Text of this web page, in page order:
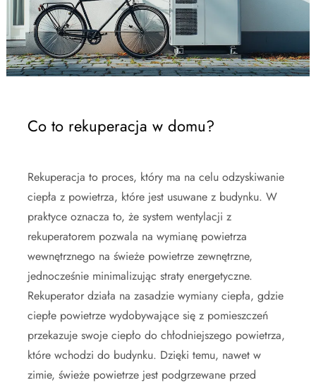
Co to rekuperacja w domu?
Rekuperacja to proces, który ma na celu odzyskiwanie
ciepła z powietrza, które jest usuwane z budynku. W
praktyce oznacza to, że system wentylacji z
rekuperatorem pozwala na wymianę powietrza
wewnętrznego na świeże powietrze zewnętrzne,
jednocześnie minimalizując straty energetyczne.
Rekuperator działa na zasadzie wymiany ciepła, gdzie
ciepłe powietrze wydobywające się z pomieszczeń
przekazuje swoje ciepło do chłodniejszego powietrza,
które wchodzi do budynku. Dzięki temu, nawet w
zimie, świeże powietrze jest podgrzewane przed